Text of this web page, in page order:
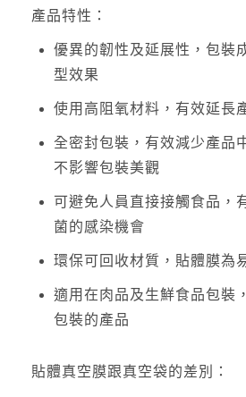
產品特性：
優異的韌性及延展性，包裝
型效果
使用高阻氧材料，有效延長
全密封包裝，有效減少產品
不影響包裝美觀
可避免人員直接接觸食品，
菌的感染機會
環保可回收材質，貼體膜為
適用在肉品及生鮮食品包裝
包裝的產品
貼體真空膜跟真空袋的差別：